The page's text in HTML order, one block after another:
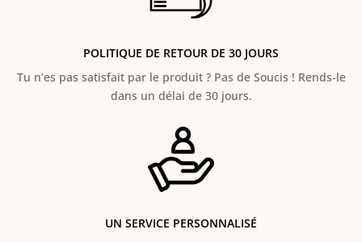
POLITIQUE DE RETOUR DE 30 JOURS
Tu n’es pas satisfait par le produit ? Pas de Soucis ! Rends-le
dans un délai de 30 jours.
UN SERVICE PERSONNALISÉ